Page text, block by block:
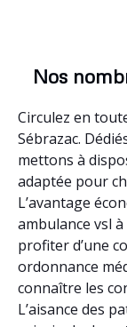
Nos
Circulez en
Sébrazac.
mettons à
adaptée pour
L’avantage
ambulance vsl
profiter d’une
ordonnance
connaître les
L’aisance des